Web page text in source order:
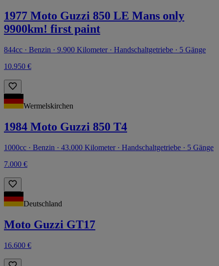
1977 Moto Guzzi 850 LE Mans only
9900km! first paint
844cc · Benzin · 9.900 Kilometer · Handschaltgetriebe · 5 Gänge
10.950 €
Wermelskirchen
1984 Moto Guzzi 850 T4
1000cc · Benzin · 43.000 Kilometer · Handschaltgetriebe · 5 Gänge
7.000 €
Deutschland
Moto Guzzi GT17
16.600 €